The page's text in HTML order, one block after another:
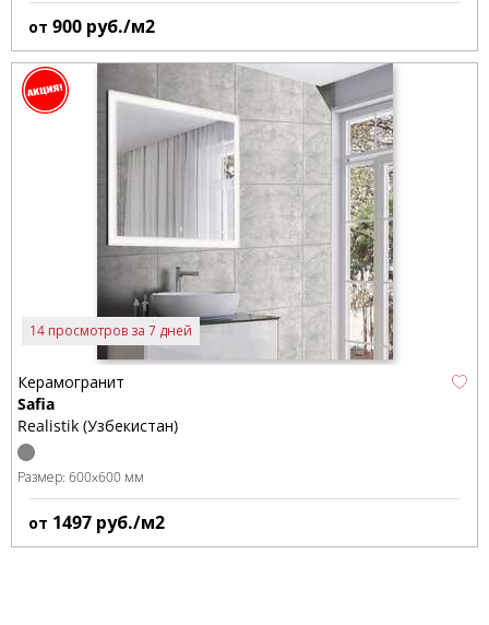
от 900 руб./м2
14 просмотров за 7 дней
Керамогранит
Safia
Realistik (Узбекистан)
Размер: 600x600 мм
от 1497 руб./м2